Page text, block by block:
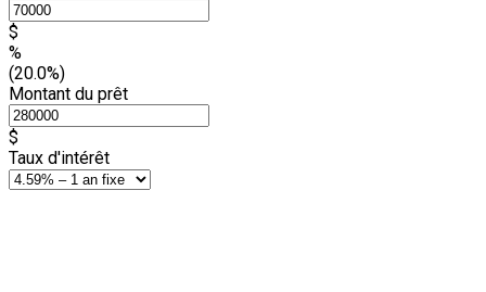
$
%
(20.0%)
Montant du prêt
$
Taux d'intérêt